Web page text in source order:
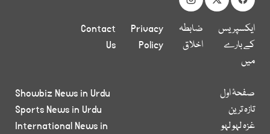
ایکسپریس
کے بارے
میں
ضابطہ
اخلاق
Privacy
Policy
Contact
Us
صفحۂ اول
تازہ ترین
غزہ لہو لہو
Showbiz News in Urdu
Sports News in Urdu
International News in